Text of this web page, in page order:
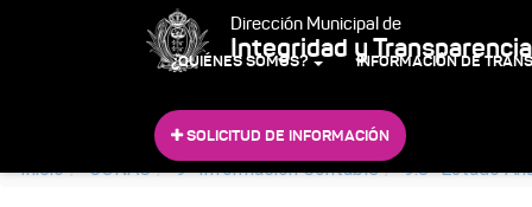
Dirección Municipal de
Integridad y Transparencia
¿QUIÉNES SOMOS? INFORMACIÓN DE
SOLICITUD DE INFORMACIÓN
Inicio CONAC 9- Información Contable 9.8- Estado